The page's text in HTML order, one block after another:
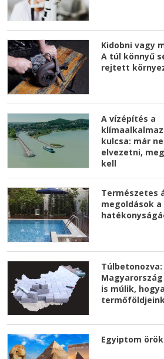
Kidobni vagy
A túl könnyű
rejtett
A vízépítés a
kulcsa: már
elvezetni,
kell
Természetes
megoldások a
Túlbetonozva:
is múlik,
Egyiptom